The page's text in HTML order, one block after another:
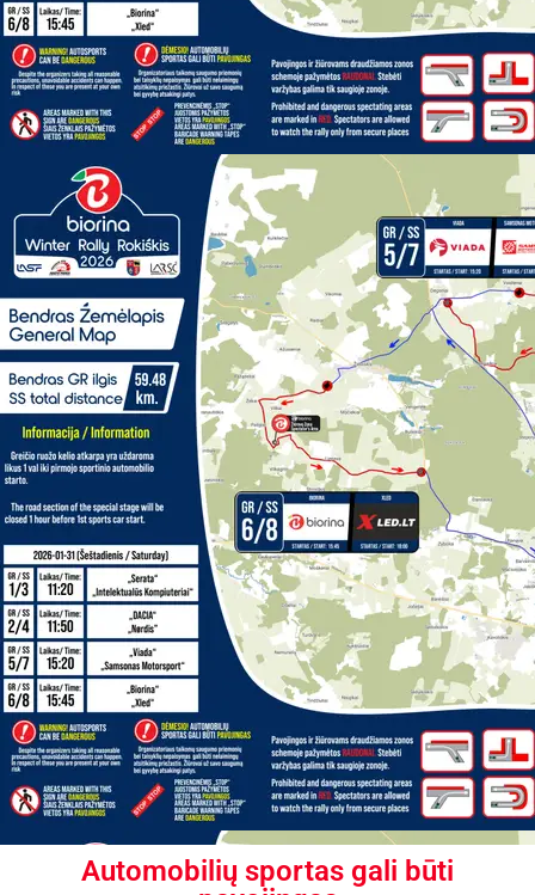
Automobilių sportas gali būti